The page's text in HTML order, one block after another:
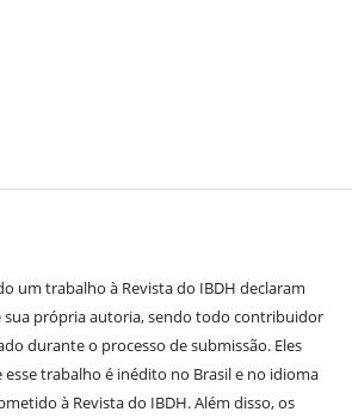
um trabalho à Revista do IBDH declaram
sua própria autoria, sendo todo contribuidor
durante o processo de submissão. Eles
trabalho é inédito no Brasil e no idioma
à Revista do IBDH. Além disso, os